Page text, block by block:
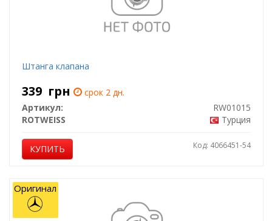
Штанга клапана
339 грн
срок 2 дн.
Артикул:
RW01015
ROTWEISS
Турция
КУПИТЬ Код: 4066451-54
Оригинал